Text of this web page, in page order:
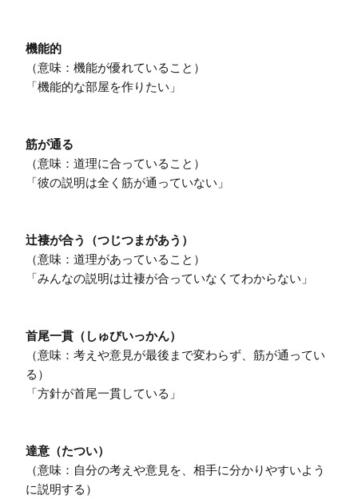
機能的
（意味：機能が優れていること）
「機能的な部屋を作りたい」
筋が通る
（意味：道理に合っていること）
「彼の説明は全く筋が通っていない」
辻褄が合う（つじつまがあう）
（意味：道理があっていること）
「みんなの説明は辻褄が合っていなくてわからない」
首尾一貫（しゅびいっかん）
（意味：考えや意見が最後まで変わらず、筋が通ってい
る）
「方針が首尾一貫している」
達意（たつい）
（意味：自分の考えや意見を、相手に分かりやすいよう
に説明する）